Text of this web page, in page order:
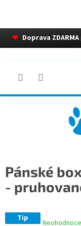
❤ Doprava ZDARMA
Pánské
-
Tip
Průměrné